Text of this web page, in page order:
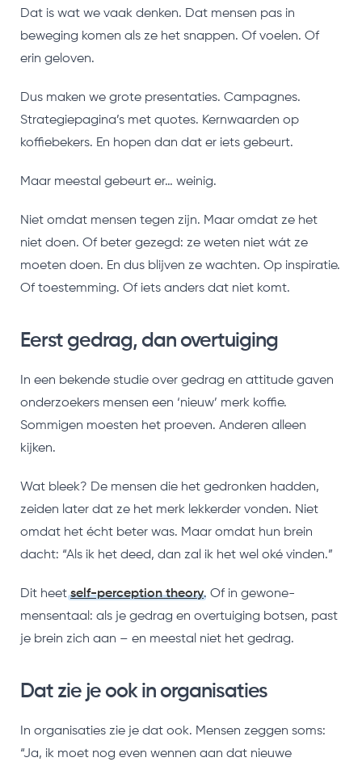
Dat is wat we vaak denken. Dat mensen pas in
beweging komen als ze het snappen. Of voelen. Of
erin geloven.
Dus maken we grote presentaties. Campagnes.
Strategiepagina’s met quotes. Kernwaarden op
koffiebekers. En hopen dan dat er iets gebeurt.
Maar meestal gebeurt er… weinig.
Niet omdat mensen tegen zijn. Maar omdat ze het
niet doen. Of beter gezegd: ze weten niet wát ze
moeten doen. En dus blijven ze wachten. Op inspiratie.
Of toestemming. Of iets anders dat niet komt.
Eerst gedrag, dan overtuiging
In een bekende studie over gedrag en attitude gaven
onderzoekers mensen een ‘nieuw’ merk koffie.
Sommigen moesten het proeven. Anderen alleen
kijken.
Wat bleek? De mensen die het gedronken hadden,
zeiden later dat ze het merk lekkerder vonden. Niet
omdat het écht beter was. Maar omdat hun brein
dacht: “Als ik het deed, dan zal ik het wel oké vinden.”
Dit heetself-perception theory. Of in gewone-
mensentaal: als je gedrag en overtuiging botsen, past
je brein zich aan – en meestal niet het gedrag.
Dat zie je ook in organisaties
In organisaties zie je dat ook. Mensen zeggen soms:
“Ja, ik moet nog even wennen aan dat nieuwe